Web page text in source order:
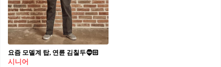
요즘 모델계 탑, 연륜 김칠두🧔🏻
시니어